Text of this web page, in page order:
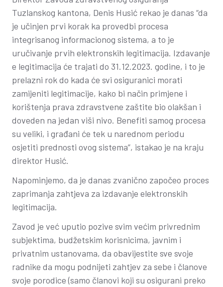
Tuzlanskog kantona, Denis Husić rekao je danas “da
je učinjen prvi korak ka provedbi procesa
integrisanog informacionog sistema, a to je
uručivanje prvih elektronskih legitimacija. Izdavanje
e legitimacija će trajati do 31.12.2023. godine, i to je
prelazni rok do kada će svi osiguranici morati
zamijeniti legitimacije, kako bi način primjene i
korištenja prava zdravstvene zaštite bio olakšan i
doveden na jedan viši nivo. Benefiti samog procesa
su veliki, i građani će tek u narednom periodu
osjetiti prednosti ovog sistema”, istakao je na kraju
direktor Husić.
Napominjemo, da je danas zvanično započeo proces
zaprimanja zahtjeva za izdavanje elektronskih
legitimacija.
Zavod je već uputio pozive svim većim privrednim
subjektima, budžetskim korisnicima, javnim i
privatnim ustanovama, da obavijestite sve svoje
radnike da mogu podnijeti zahtjev za sebe i članove
svoje porodice (samo članovi koji su osigurani preko